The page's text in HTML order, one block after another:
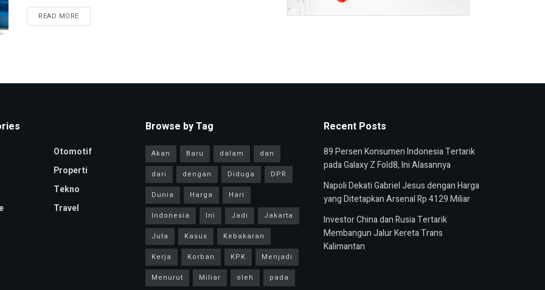
READ MORE
Otomotif
Properti
Tekno
Travel
Browse by Tag
Akan Baru dalam
dan
dari
dengan Diduga
DPR
Dunia
Harga
Hari
Indonesia
Ini Jadi
Jakarta
Juta
Kasus
Kebakaran
Kerja
Korban KPK
Menjadi
Menurut
Miliar oleh pada
Recent Posts
89 Persen Konsumen Indonesia Tertarik
pada Galaxy Z Fold8, Ini Alasannya
Napoli Dekati Gabriel Jesus dengan Harga
yang Ditetapkan Arsenal Rp 4129 Miliar
Investor China dan Rusia Tertarik
Membangun Jalur Kereta Trans
Kalimantan